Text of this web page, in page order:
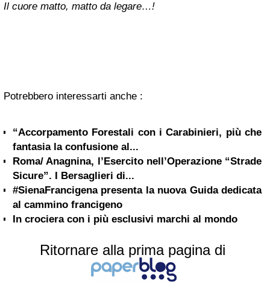
Il cuore matto, matto da legare…!
Potrebbero interessarti anche :
“Accorpamento Forestali con i Carabinieri, più che
fantasia la confusione al...
Roma/ Anagnina, l’Esercito nell’Operazione “Strade
Sicure”. I Bersaglieri di...
#SienaFrancigena presenta la nuova Guida dedicata
al cammino francigeno
In crociera con i più esclusivi marchi al mondo
Ritornare alla prima pagina di